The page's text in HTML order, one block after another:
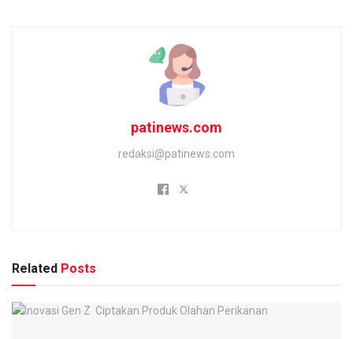
patinews.com
redaksi@patinews.com
Related Posts